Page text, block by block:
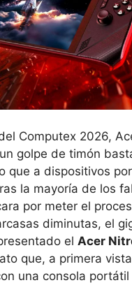
Computex 2026,
golpe de timón
que a dispositivos
la mayoría de los
por meter el
diminutas, el
el Acer
que, a primera
una consola portátil